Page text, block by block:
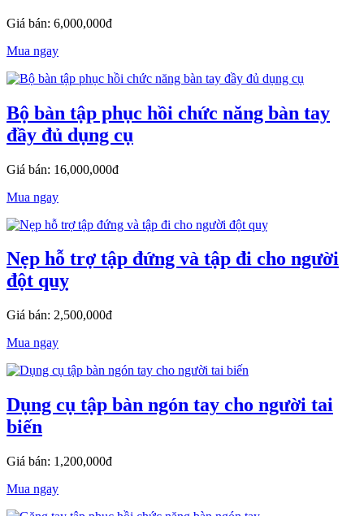
Giá bán: 6,000,000đ
Mua ngay
Bộ bàn tập phục hồi chức năng bàn tay
đầy đủ dụng cụ
Giá bán: 16,000,000đ
Mua ngay
Nẹp hỗ trợ tập đứng và tập đi cho người
đột quỵ
Giá bán: 2,500,000đ
Mua ngay
Dụng cụ tập bàn ngón tay cho người tai
biến
Giá bán: 1,200,000đ
Mua ngay